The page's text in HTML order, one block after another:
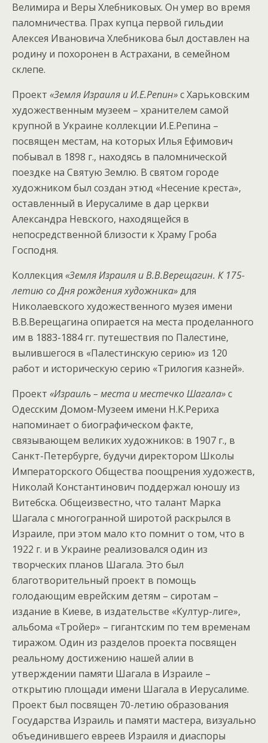
Велимира и Веры Хлебниковых. Он умер во время
паломничества. Прах купца первой гильдии
Алексея Ивановича Хлебникова был доставлен на
родину и похоронен в Астрахани, в семейном
склепе.
Проект «Земля Израиля и И.Е.Репин»с Харьковским
художественным музеем – хранителем самой
крупной в Украине коллекции И.Е.Репина –
посвящен местам, на которых Илья Ефимович
побывал в 1898 г., находясь в паломнической
поездке на Святую Землю. В святом городе
художником был создан этюд «Несение креста»,
оставленный в Иерусалиме в дар церкви
Александра Невского, находящейся в
непосредственной близости к Храму Гроба
Господня.
Коллекция «Земля Израиля и В.В.Верещагин. К 175-
летию со Дня рождения художника»для
Николаевского художественного музея имени
В.В.Верещагина опирается на места проделанного
им в 1883-1884 гг. путешествия по Палестине,
вылившегося в «Палестинскую серию» из 120
работ и историческую серию «Трилогия казней».
Проект «Израиль – места и местечко Шагала»с
Одесским Домом-Музеем имени Н.К.Рериха
напоминает о биографическом факте,
связывающем великих художников: в 1907 г., в
Санкт-Петербурге, будучи директором Школы
Императорского Общества поощрения художеств,
Николай Константинович поддержал юношу из
Витебска. Общеизвестно, что талант Марка
Шагала с многогранной широтой раскрылся в
Израиле, при этом мало кто помнит о том, что в
1922 г. и в Украине реализовался один из
творческих планов Шагала. Это был
благотворительный проект в помощь
голодающим еврейским детям – сиротам –
издание в Киеве, в издательстве «Култур-лиге»,
альбома «Тройер» – гигантским по тем временам
тиражом. Один из разделов проекта посвящен
реальному достижению нашей алии в
утверждении памяти Шагала в Израиле –
открытию площади имени Шагала в Иерусалиме.
Проект был посвящен 70-летию образования
Государства Израиль и памяти мастера, визуально
объединившего евреев Израиля и диаспоры